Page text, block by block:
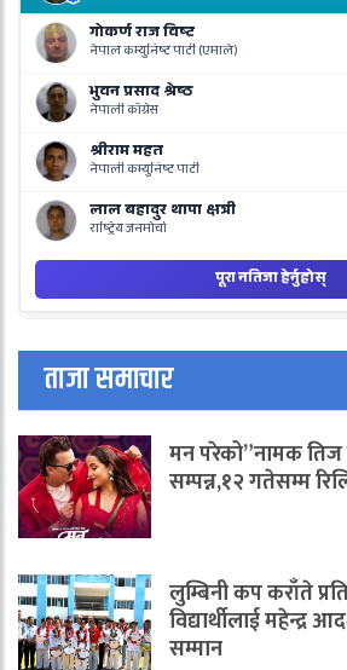
ताजा समाचार
मन परेको”नामक
सम्पन्न,१२ गतेसम्म
लुम्बिनी कप कराँते
विद्यार्थीलाई महेन्द्र
सम्मान